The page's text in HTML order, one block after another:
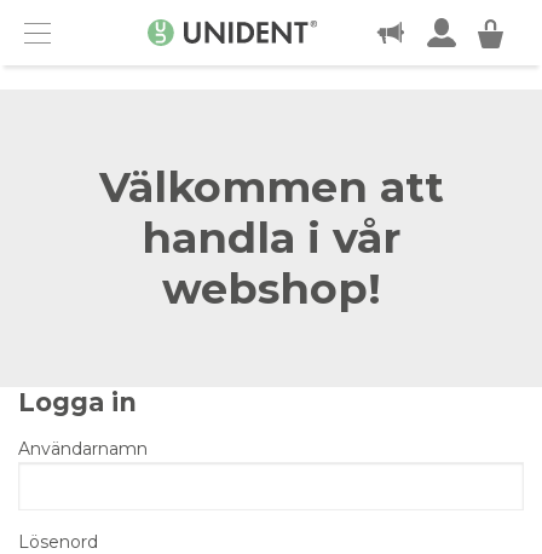
Menu
KONTAKT
Välkommen att
handla i vår
webshop!
Logga in
Användarnamn
Lösenord